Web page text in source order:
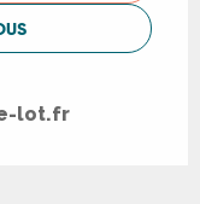
lot.fr